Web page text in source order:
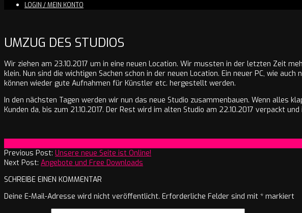
LOGIN / MEIN KONTO
UMZUG DES STUDIOS
Wir ziehen am 23.10.2017 um in eine neuen Location. Wir mussten in der letzten Zeit
klein. Nun sind die wichtigen Sachen schon in der neuen Location. Ein neuer PC, wie
können wieder gute Aufnahmen für Künstler etc. hergestellt werden.
In den nächsten Tagen werden wir nun das neue Studio zusammenbauen. Wenn alles
Kunden da, bis zum 21.10.2017. Der Rest wird im alten Studio am 22.10.2017 verpackt
10-
12
Previous Post: Unsere neue Seite ist Online!
Next Post: Angebote und Free Downloads
SCHREIBE EINEN KOMMENTAR
Deine E-Mail-Adresse wird nicht veröffentlicht. Erforderliche Felder sind mit * markiert